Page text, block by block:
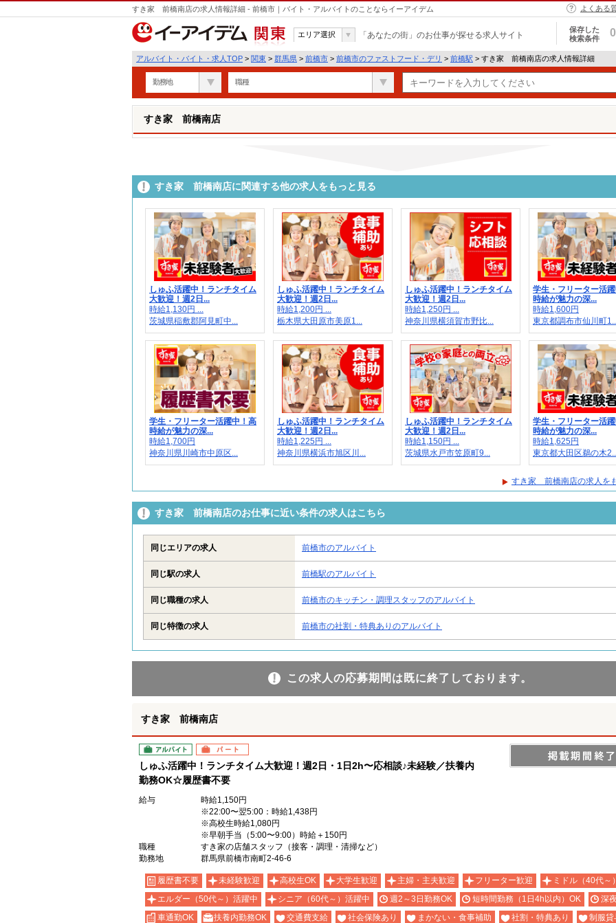
すき家 前橋南店の求人情報詳細 - 前橋市｜バイト・アルバイトのことならイーアイデム よくある
関東
エリア選択 「あなたの街」のお仕事が探せる求人サイト
保存した
検索条件
0
アルバイト・バイト・求人TOP > 関東 > 群馬県 > 前橋市 > 前橋市のファストフード・デリ > 前橋駅 > すき家 前橋南店の求人情報詳細
勤務地 職種
すき家 前橋南店
すき家 前橋南店に関連する他の求人をもっと見る
しゅふ活躍中！ランチタイム
大歓迎！週2日...
時給1,130円 ...
茨城県稲敷郡阿見町中...
しゅふ活躍中！ランチタイム
大歓迎！週2日...
時給1,200円 ...
栃木県大田原市美原1...
しゅふ活躍中！ランチタイム
大歓迎！週2日...
時給1,250円 ...
神奈川県横須賀市野比...
学生・フリーター活
時給が魅力の深...
時給1,600円
東京都調布市仙川町
学生・フリーター活躍中！高
時給が魅力の深...
時給1,700円
神奈川県川崎市中原区...
しゅふ活躍中！ランチタイム
大歓迎！週2日...
時給1,225円 ...
神奈川県横浜市旭区川...
しゅふ活躍中！ランチタイム
大歓迎！週2日...
時給1,150円 ...
茨城県水戸市笠原町9...
学生・フリーター活
時給が魅力の深...
時給1,625円
東京都大田区鵜の木
すき家 前橋南店の求人を
すき家 前橋南店のお仕事に近い条件の求人はこちら
同じエリアの求人 前橋市のアルバイト
同じ駅の求人 前橋駅のアルバイト
同じ職種の求人 前橋市のキッチン・調理スタッフのアルバイト
同じ特徴の求人 前橋市の社割・特典ありのアルバイト
この求人の応募期間は既に終了しております。
すき家 前橋南店
アルバイト パート
しゅふ活躍中！ランチタイム大歓迎！週2日・1日2h〜応相談♪未経験／扶養内
勤務OK☆履歴書不要
給与
時給1,150円
※22:00〜翌5:00：時給1,438円
※高校生時給1,080円
※早朝手当（5:00〜9:00）時給＋150円
職種
すき家の店舗スタッフ（接客・調理・清掃など）
勤務地
群馬県前橋市南町2-46-6
履歴書不要 未経験歓迎 高校生OK 大学生歓迎 主婦・主夫歓迎 フリーター歓迎
ミドル（40代～
エルダー（50代～）活躍中
シニア（60代～）活躍中 週2～3日勤務OK 短時間勤務（1日4h以内）OK
深
車通勤OK
扶養内勤務OK 交通費支給 社会保険あり まかない・食事補助 社割・特典あり
制服貸